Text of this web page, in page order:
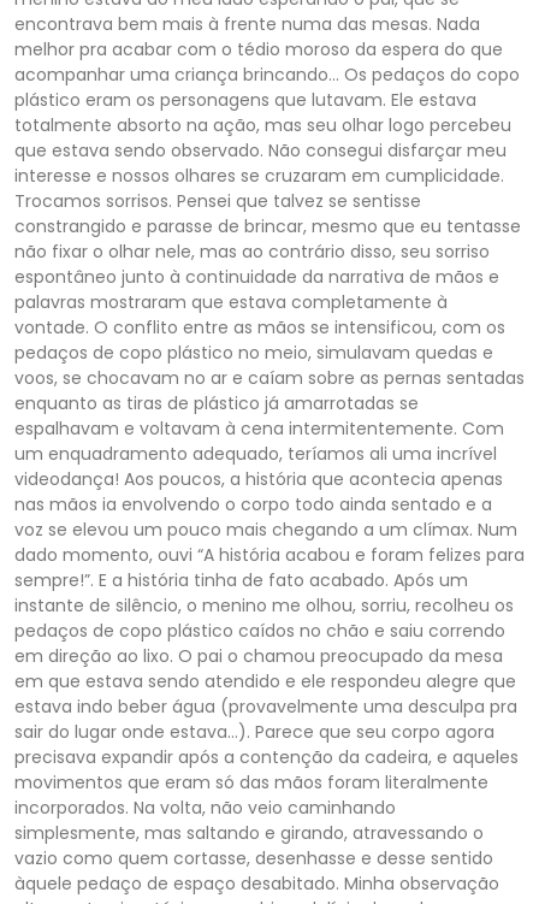
encontrava bem mais à frente numa das mesas. Nada
melhor pra acabar com o tédio moroso da espera do que
acompanhar uma criança brincando… Os pedaços do copo
plástico eram os personagens que lutavam. Ele estava
totalmente absorto na ação, mas seu olhar logo percebeu
que estava sendo observado. Não consegui disfarçar meu
interesse e nossos olhares se cruzaram em cumplicidade.
Trocamos sorrisos. Pensei que talvez se sentisse
constrangido e parasse de brincar, mesmo que eu tentasse
não fixar o olhar nele, mas ao contrário disso, seu sorriso
espontâneo junto à continuidade da narrativa de mãos e
palavras mostraram que estava completamente à
vontade. O conflito entre as mãos se intensificou, com os
pedaços de copo plástico no meio, simulavam quedas e
voos, se chocavam no ar e caíam sobre as pernas sentadas
enquanto as tiras de plástico já amarrotadas se
espalhavam e voltavam à cena intermitentemente. Com
um enquadramento adequado, teríamos ali uma incrível
videodança! Aos poucos, a história que acontecia apenas
nas mãos ia envolvendo o corpo todo ainda sentado e a
voz se elevou um pouco mais chegando a um clímax. Num
dado momento, ouvi “A história acabou e foram felizes para
sempre!”. E a história tinha de fato acabado. Após um
instante de silêncio, o menino me olhou, sorriu, recolheu os
pedaços de copo plástico caídos no chão e saiu correndo
em direção ao lixo. O pai o chamou preocupado da mesa
em que estava sendo atendido e ele respondeu alegre que
estava indo beber água (provavelmente uma desculpa pra
sair do lugar onde estava…). Parece que seu corpo agora
precisava expandir após a contenção da cadeira, e aqueles
movimentos que eram só das mãos foram literalmente
incorporados. Na volta, não veio caminhando
simplesmente, mas saltando e girando, atravessando o
vazio como quem cortasse, desenhasse e desse sentido
àquele pedaço de espaço desabitado. Minha observação